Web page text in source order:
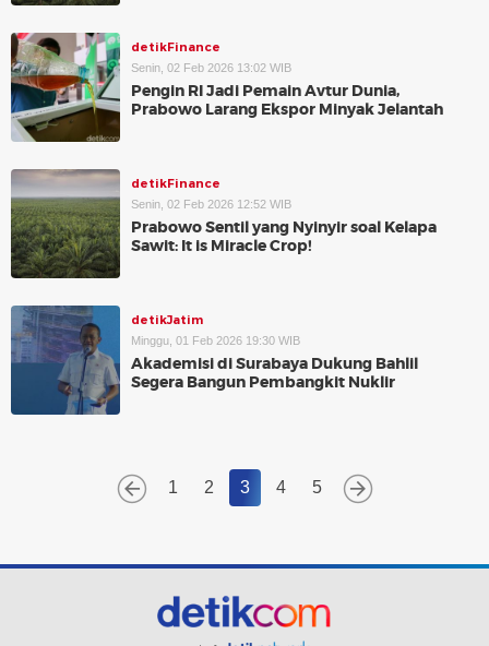
detikFinance
Senin, 02 Feb 2026 13:02 WIB
Pengin RI Jadi Pemain Avtur Dunia,
Prabowo Larang Ekspor Minyak Jelantah
detikFinance
Senin, 02 Feb 2026 12:52 WIB
Prabowo Sentil yang Nyinyir soal Kelapa
Sawit: It is Miracle Crop!
detikJatim
Minggu, 01 Feb 2026 19:30 WIB
Akademisi di Surabaya Dukung Bahlil
Segera Bangun Pembangkit Nuklir
1 2 3 4 5